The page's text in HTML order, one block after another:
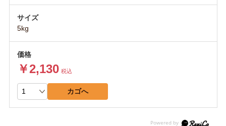
5kg
￥2,130 税込
カゴへ